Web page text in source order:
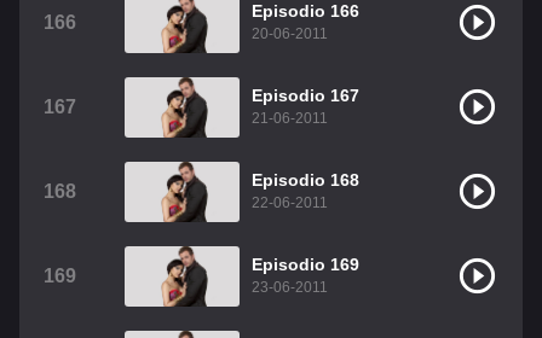
166
Episodio 166
20-06-2011
167
Episodio 167
21-06-2011
168
Episodio 168
22-06-2011
169
Episodio 169
23-06-2011